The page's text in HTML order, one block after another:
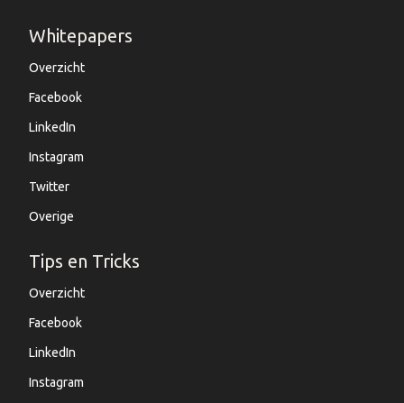
Whitepapers
Overzicht
Facebook
LinkedIn
Instagram
Twitter
Overige
Tips en Tricks
Overzicht
Facebook
LinkedIn
Instagram